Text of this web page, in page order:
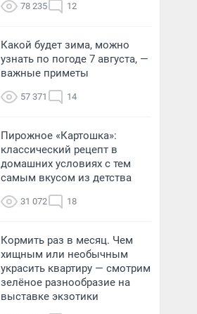
78 235 12
Какой будет зима, можно
узнать по погоде 7 августа, —
важные приметы
57 371 14
Пирожное «Картошка»:
классический рецепт в
домашних условиях с тем
самым вкусом из детства
31 072 18
Кормить раз в месяц. Чем
хищным или необычным
украсить квартиру — смотрим
зелёное разнообразие на
выставке экзотики